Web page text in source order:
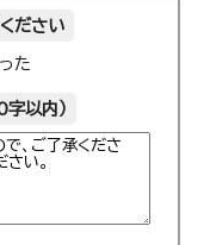
ださい
た
以内）